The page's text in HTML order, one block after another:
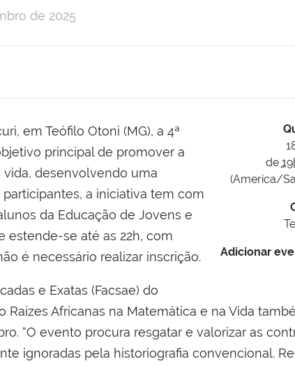
de 2025
de
(America/
Adicionar
em Teófilo Otoni (MG), a 4ª
principal de promover a
vida, desenvolvendo uma
a iniciativa tem com
da Educação de Jovens e
estende-se até as 22h, com
é necessário realizar inscrição.
e Exatas (Facsae) do
Africanas na Matemática e na Vida
“O evento procura resgatar e valorizar as
ignoradas pela historiografia convencional.